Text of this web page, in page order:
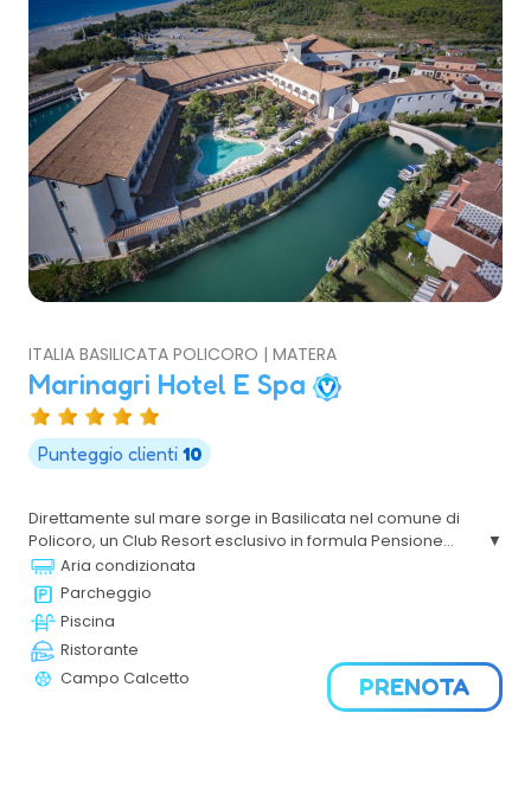
ITALIA BASILICATA POLICORO | MATERA
Marinagri Hotel E Spa
Punteggio clienti 10
Direttamente sul mare sorge in Basilicata nel comune di
Policoro, un Club Resort esclusivo in formula Pensione
Completa , consigliato a coppie e single, famiglie con
bambini e ragazzi, amanti del mare, della nautica e della
natura.
Aria condizionata
Parcheggio
Piscina
Ristorante
Campo Calcetto
PRENOTA